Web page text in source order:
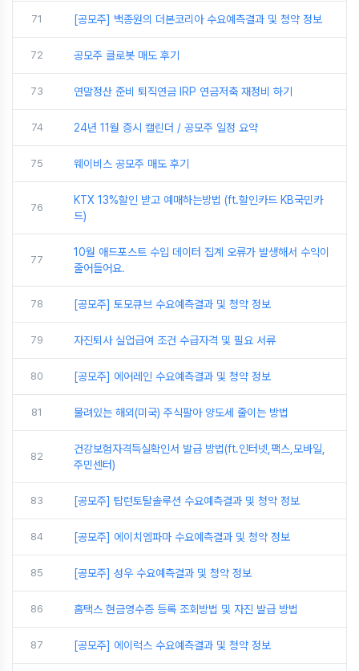
71 [공모주] 백종원의 더본코리아 수요예측결과 및 청약 정보
72 공모주 클로봇 매도 후기
73 연말정산 준비 퇴직연금 IRP 연금저축 재정비 하기
74 24년 11월 증시 캘린더 / 공모주 일정 요약
75 웨이비스 공모주 매도 후기
76
KTX 13%할인 받고 예매하는방법 (ft.할인카드 KB국민카
드)
77
10월 애드포스트 수입 데이터 집계 오류가 발생해서 수익이
줄어들어요.
78 [공모주] 토모큐브 수요예측결과 및 청약 정보
79 자진퇴사 실업급여 조건 수급자격 및 필요 서류
80 [공모주] 에어레인 수요예측결과 및 청약 정보
81 물려있는 해외(미국) 주식팔아 양도세 줄이는 방법
82
건강보험자격득실확인서 발급 방법(ft.인터넷,팩스,모바일,
주민센터)
83 [공모주] 탑런토탈솔루션 수요예측결과 및 청약 정보
84 [공모주] 에이치엠파마 수요예측결과 및 청약 정보
85 [공모주] 성우 수요예측결과 및 청약 정보
86 홈택스 현금영수증 등록 조회방법 및 자진 발급 방법
87 [공모주] 에이럭스 수요예측결과 및 청약 정보